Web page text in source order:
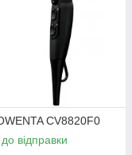
CV8820F0
відправки